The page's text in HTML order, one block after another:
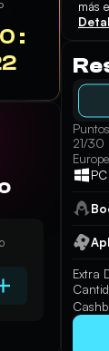
:
más
21/30
Europe
PC
Extra